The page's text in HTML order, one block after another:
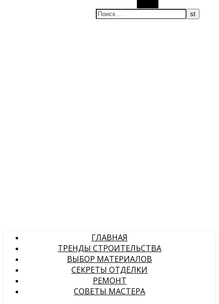
ГЛАВНАЯ
ТРЕНДЫ СТРОИТЕЛЬСТВА
ВЫБОР МАТЕРИАЛОВ
СЕКРЕТЫ ОТДЕЛКИ
РЕМОНТ
СОВЕТЫ МАСТЕРА